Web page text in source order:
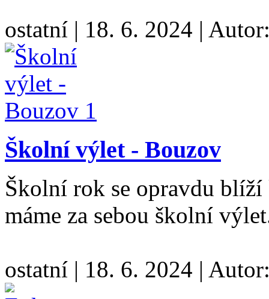
ostatní | 18. 6. 2024 |
Školní výlet - Bouzov
Školní rok se opravdu
máme za sebou školní
ostatní | 18. 6. 2024 |